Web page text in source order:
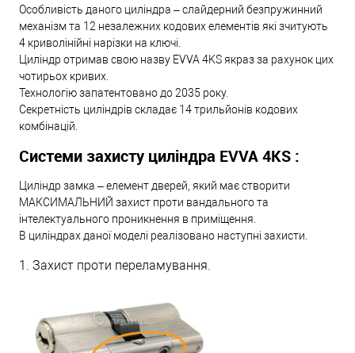
Особливість даного циліндра – слайдерний безпружинний
механізм та 12 незалежних кодових елементів які зчитують
4 криволінійні нарізки на ключі.
Циліндр отримав свою назву EVVA 4KS якраз за рахунок цих
чотирьох кривих.
Технологію запатентовано до 2035 року.
Секретність циліндрів складає 14 трильйонів кодових
комбінацій.
Системи захисту циліндра EVVA 4KS :
Циліндр замка – елемент дверей, який має створити
МАКСИМАЛЬНИЙ захист проти вандального та
інтелектуального проникнення в приміщення.
В циліндрах даної моделі реалізовано наступні захисти.
1. Захист проти переламування.